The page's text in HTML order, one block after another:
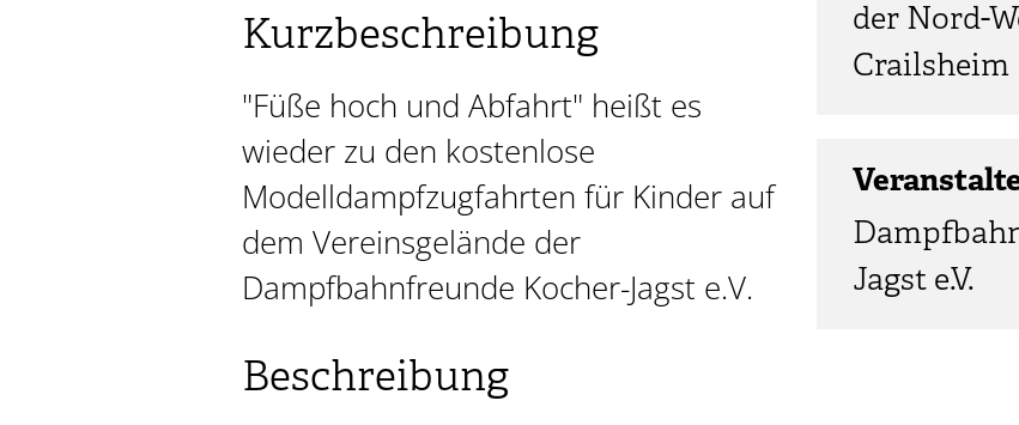
Kurzbeschreibung
"Füße hoch und Abfahrt" heißt es
wieder zu den kostenlose
Modelldampfzugfahrten für Kinder auf
dem Vereinsgelände der
Dampfbahnfreunde Kocher-Jagst e.V.
Beschreibung
der Nord-
Crailsheim
Jagst e.V.